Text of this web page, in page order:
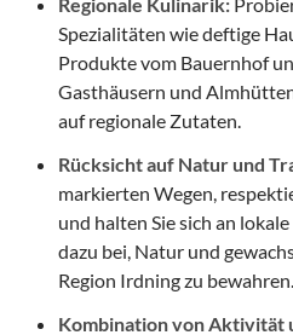
Regionale Kulinarik:
Spezialitäten wie deftige
Produkte vom Bauernhof
Gasthäusern und
auf regionale Zutaten.
Rücksicht auf Natur und
markierten Wegen,
und halten Sie sich an
dazu bei, Natur und
Region Irdning zu bewahren.
Kombination von Aktivität